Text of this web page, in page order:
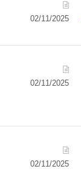
02/11/2025
02/11/2025
02/11/2025